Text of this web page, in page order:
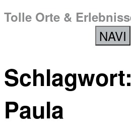
Tolle Orte &
NAVI
Schlagwort:
Paula